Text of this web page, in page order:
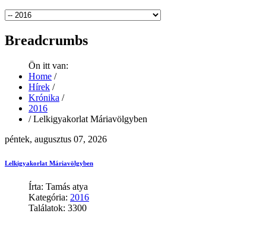
Breadcrumbs
Ön itt van:
Home /
Hírek /
Krónika /
2016
/ Lelkigyakorlat Máriavölgyben
péntek, augusztus 07, 2026
Lelkigyakorlat Máriavölgyben
Írta: Tamás atya
Kategória: 2016
Találatok: 3300